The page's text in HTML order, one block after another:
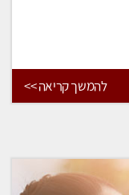
להמשך קריאה >>